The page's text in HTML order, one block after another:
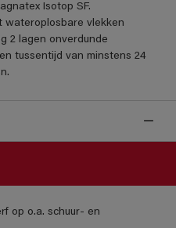
Isotop SF.
wateroplosbare vlekken
2 lagen onverdunde
tussentijd van minstens 24
op o.a. schuur- en